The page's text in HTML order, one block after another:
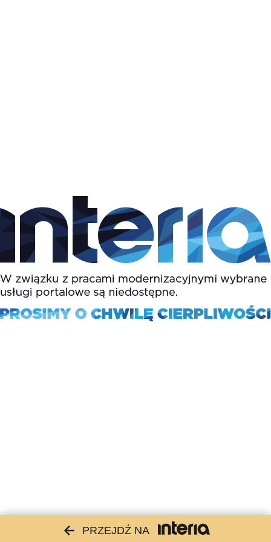
PRZEJDŹ NA